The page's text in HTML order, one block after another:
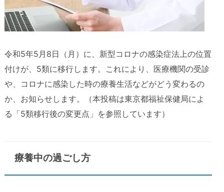
令和5年5月8日（月）に、新型コロナの感染症法上の位置
付けが、5類に移行します。これにより、医療機関の受診
や、コロナに感染した時の療養生活などがどう変わるの
か、お知らせします。（本投稿は東京都福祉保健局によ
る「5類移行後の変更点」を参照しています）
療養中の過ごし方